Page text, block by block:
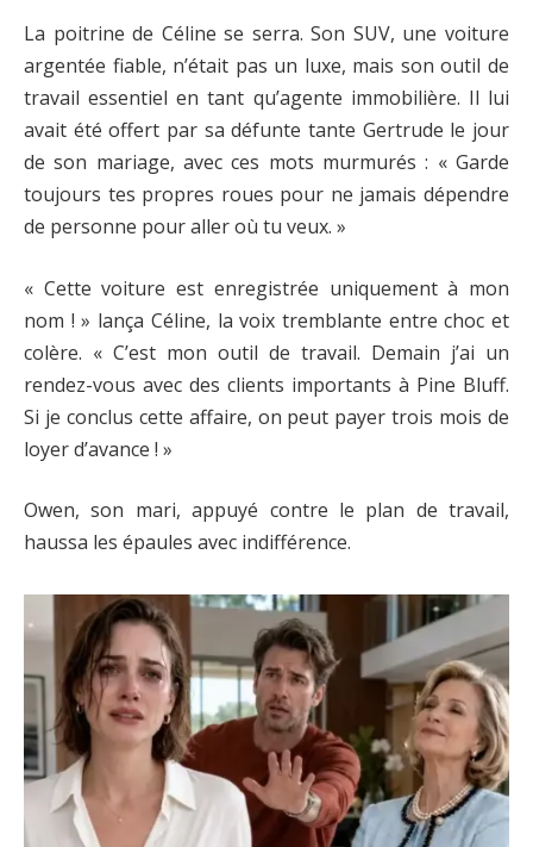
La poitrine de Céline se serra. Son SUV, une voiture
argentée fiable, n’était pas un luxe, mais son outil de
travail essentiel en tant qu’agente immobilière. Il lui
avait été offert par sa défunte tante Gertrude le jour
de son mariage, avec ces mots murmurés : « Garde
toujours tes propres roues pour ne jamais dépendre
de personne pour aller où tu veux. »
« Cette voiture est enregistrée uniquement à mon
nom ! » lança Céline, la voix tremblante entre choc et
colère. « C’est mon outil de travail. Demain j’ai un
rendez-vous avec des clients importants à Pine Bluff.
Si je conclus cette affaire, on peut payer trois mois de
loyer d’avance ! »
Owen, son mari, appuyé contre le plan de travail,
haussa les épaules avec indifférence.